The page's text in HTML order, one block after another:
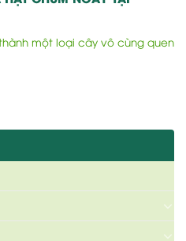
một loại cây vô cùng quen